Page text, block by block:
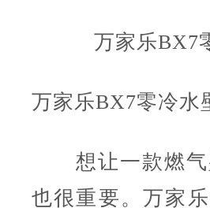
万家乐BX7
万家乐BX7零冷水
想让一款燃气
也很重要。万家乐